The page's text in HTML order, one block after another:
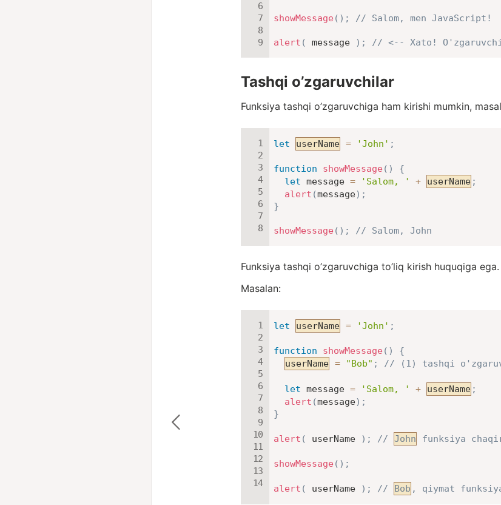
showMessage ( ) ; // Salom, men JavaScript!
alert ( message ) ; // <-- Xato!
Tashqi o’zgaruvchilar
Funksiya tashqi o’zgaruvchiga ham kirishi mumkin,
let userName = 'John' ;
function showMessage ( )
{
let message = 'Salom, ' + userName ;
alert (message) ;
}
showMessage ( ) ; // Salom, John
Funksiya tashqi o’zgaruvchiga to’liq kirish huquqiga
Masalan:
let userName = 'John' ;
function showMessage ( )
{
userName = "Bob" ; // (1) tashqi
let message = 'Salom, ' + userName ;
alert (message) ;
}
alert ( userName ) ; // John funksiya
showMessage ( ) ;
alert ( userName ) ; // Bob , qiymat